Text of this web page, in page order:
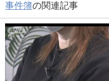
事件簿の関連記事